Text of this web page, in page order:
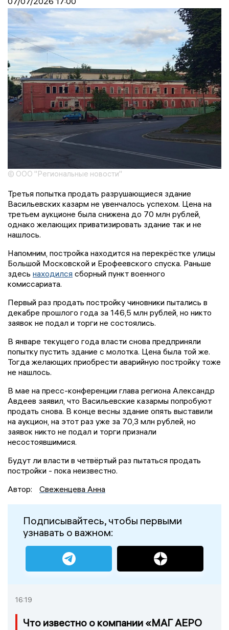
© ООО "Региональные новости"
Третья попытка продать разрушающиеся здание
Васильевских казарм не увенчалось успехом. Цена на
третьем аукционе была снижена до 70 млн рублей,
однако желающих приватизировать здание так и не
нашлось.
Напомним, постройка находится на перекрёстке улицы
Большой Московской и Ерофеевского спуска. Раньше
здесь находился сборный пункт военного
комиссариата.
Первый раз продать постройку чиновники пытались в
декабре прошлого года за 146,5 млн рублей, но никто
заявок не подал и торги не состоялись.
В январе текущего года власти снова предприняли
попытку пустить здание с молотка. Цена была той же.
Тогда желающих приобрести аварийную постройку тоже
не нашлось.
В мае на пресс-конференции глава региона Александр
Авдеев заявил, что Васильевские казармы попробуют
продать снова. В конце весны здание опять выставили
на аукцион, на этот раз уже за 70,3 млн рублей, но
заявок никто не подал и торги признали
несостоявшимися.
Будут ли власти в четвёртый раз пытаться продать
постройки - пока неизвестно.
Автор:
Свеженцева Анна
Подписывайтесь, чтобы первыми
узнавать о важном:
16:19
Что известно о компании «МАГ АЕРО